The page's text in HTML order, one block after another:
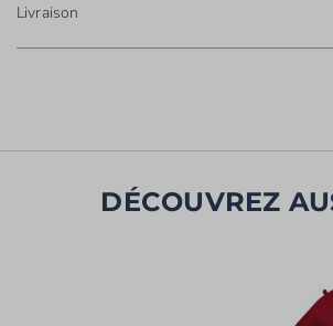
Livraison
DÉCOUVREZ